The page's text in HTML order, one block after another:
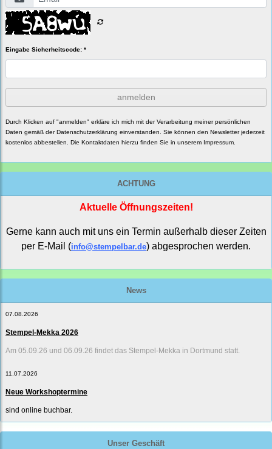
Eingabe Sicherheitscode: *
anmelden
Durch Klicken auf "anmelden" erkläre ich mich mit der Verarbeitung meiner persönlichen
Daten gemäß der Datenschutzerklärung einverstanden. Sie können den Newsletter jederzeit
kostenlos abbestellen. Die Kontaktdaten hierzu finden Sie in unserem Impressum.
ACHTUNG
Aktuelle Öffnungszeiten!
Gerne kann auch mit uns ein Termin außerhalb dieser Zeiten
per E-Mail (info@stempelbar.de) abgesprochen werden.
News
07.08.2026
Stempel-Mekka 2026
Am 05.09.26 und 06.09.26 findet das Stempel-Mekka in Dortmund statt.
11.07.2026
Neue Workshoptermine
sind online buchbar.
Unser Geschäft